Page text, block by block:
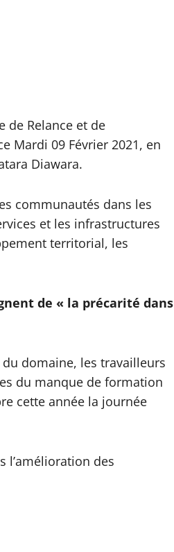
de Relance et de
Mardi 09 Février 2021, en
Diawara.
communautés dans les
et les infrastructures
territorial, les
de « la précarité dans
domaine, les travailleurs
du manque de formation
cette année la journée
l’amélioration des